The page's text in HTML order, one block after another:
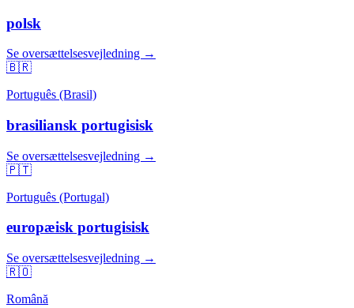
polsk
Se oversættelsesvejledning →
🇧🇷
Português (Brasil)
brasiliansk portugisisk
Se oversættelsesvejledning →
🇵🇹
Português (Portugal)
europæisk portugisisk
Se oversættelsesvejledning →
🇷🇴
Română